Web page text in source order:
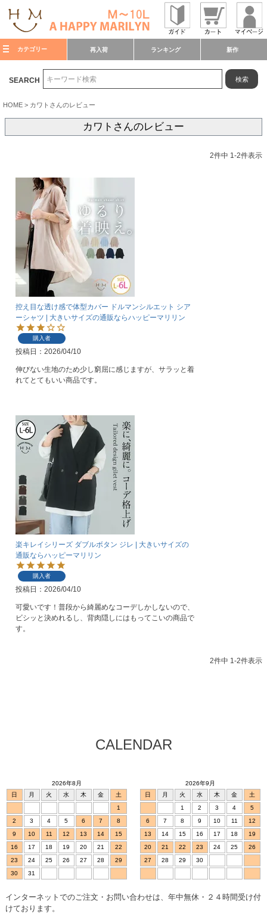
カテゴリー 再入荷 ランキング 新作
SEARCH 検索
HOME カワトさんのレビュー
カワトさんのレビュー
2件中 1-2件表示
控え目な透け感で体型カバー ドルマンシルエット シア
ーシャツ | 大きいサイズの通販ならハッピーマリリン
購入者
投稿日 2026/04/10
伸びない生地のため少し窮屈に感じますが、サラッと着
れてとてもいい商品です。
楽キレイシリーズ ダブルボタン ジレ | 大きいサイズの
通販ならハッピーマリリン
購入者
投稿日 2026/04/10
可愛いです！普段から綺麗めなコーデしかしないので、
ビシッと決めれるし、背肉隠しにはもってこいの商品で
す。
2件中 1-2件表示
CALENDAR
2026年8月
日
月 火 水 木 金
土
1
2
3 4 5 6 7
8
9
10 11 12 13 14
15
16
17 18 19 20 21
22
23
24 25 26 27 28
29
30
31
2026年9月
日
月 火 水 木 金
土
1
2 3 4
5
6
7 8 9 10 11
12
13
14 15 16 17 18
19
20
21 22 23 24 25
26
27
28 29 30
インターネットでのご注文・お問い合わせは、年中無休・２４時間受け付
けております。